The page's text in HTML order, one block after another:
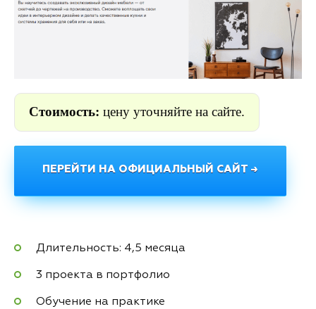
Стоимость: цену уточняйте на сайте.
ПЕРЕЙТИ НА ОФИЦИАЛЬНЫЙ САЙТ →
Длительность: 4,5 месяца
3 проекта в портфолио
Обучение на практике